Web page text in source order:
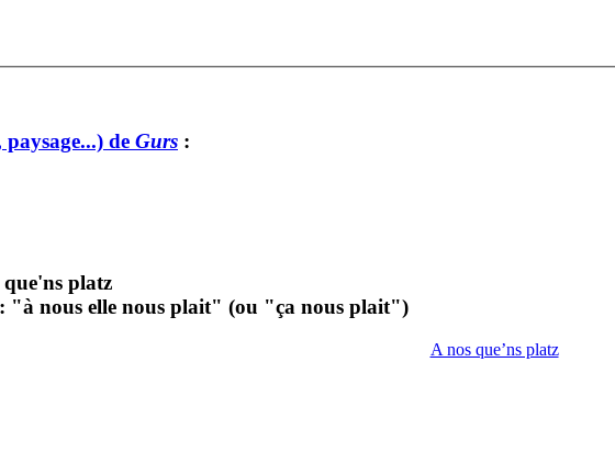
de Gurs :
que'ns platz
"à nous elle nous plait" (ou "ça nous plait")
A nos que’ns platz